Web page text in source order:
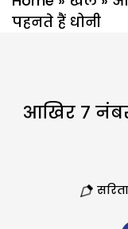
पहनते हैं धोनी
आखिर 7